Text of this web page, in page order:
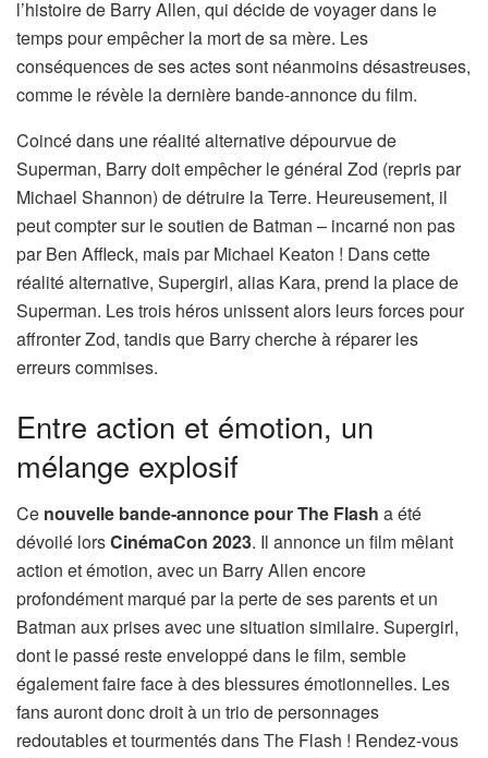
l’histoire de Barry Allen, qui décide de voyager dans le
temps pour empêcher la mort de sa mère. Les
conséquences de ses actes sont néanmoins désastreuses,
comme le révèle la dernière bande-annonce du film.
Coincé dans une réalité alternative dépourvue de
Superman, Barry doit empêcher le général Zod (repris par
Michael Shannon) de détruire la Terre. Heureusement, il
peut compter sur le soutien de Batman – incarné non pas
par Ben Affleck, mais par Michael Keaton ! Dans cette
réalité alternative, Supergirl, alias Kara, prend la place de
Superman. Les trois héros unissent alors leurs forces pour
affronter Zod, tandis que Barry cherche à réparer les
erreurs commises.
Entre action et émotion, un
mélange explosif
Ce nouvelle bande-annonce pour The Flash a été
dévoilé lorsCinémaCon 2023. Il annonce un film mêlant
action et émotion, avec un Barry Allen encore
profondément marqué par la perte de ses parents et un
Batman aux prises avec une situation similaire. Supergirl,
dont le passé reste enveloppé dans le film, semble
également faire face à des blessures émotionnelles. Les
fans auront donc droit à un trio de personnages
redoutables et tourmentés dans The Flash ! Rendez-vous